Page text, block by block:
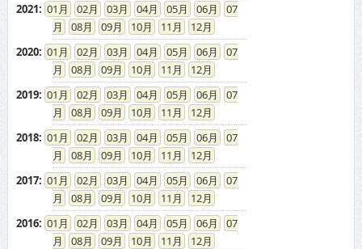
2021: 01 02 03 04 05 06
07
08
09 10 11
12
2020: 01 02 03 04 05 06
07
08
09 10 11
12
2019: 01 02 03 04 05 06
07
08
09 10 11
12
2018: 01 02 03 04 05 06
07
08
09 10 11
12
2017: 01 02 03 04 05 06
07
08
09 10 11
12
2016: 01 02 03 04 05 06
07
08
09 10 11
12